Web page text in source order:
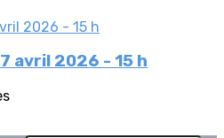
avril 2026 - 15 h